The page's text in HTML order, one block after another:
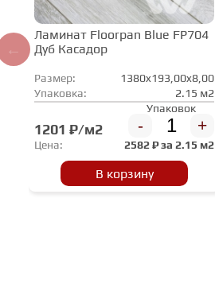
Ламинат Floorpan Blue FP704
Дуб Касадор
Размер:
1380x193,00x8,00
Упаковка:
2.15 м2
1201 ₽/м2
Упаковок
- +
Цена: 2582₽ за 2.15 м2
В корзину